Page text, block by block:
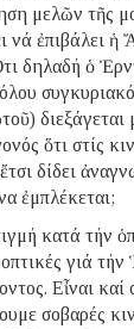
μελῶν τῆς
νά ἐπιβάλει
δηλαδή ὁ
συγκυριακό
ὅτι στίς
δίδει
ἐμπλέκεται;
κατά τήν
γιά
Εἶναι
σοβαρές